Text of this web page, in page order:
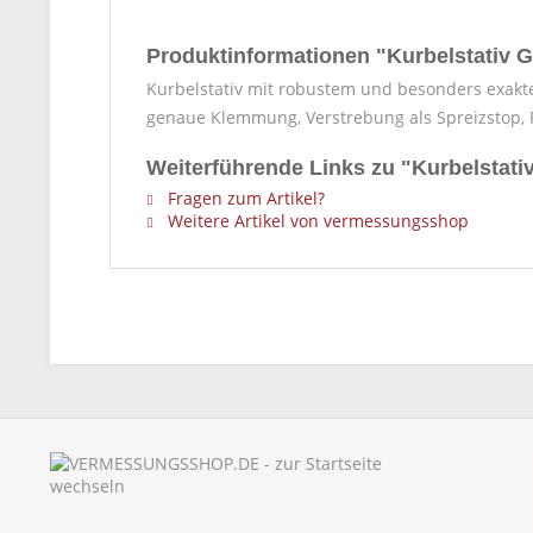
Produktinformationen "Kurbelstativ
Kurbelstativ mit robustem und besonders
genaue Klemmung, Verstrebung als
Weiterführende Links zu
Fragen zum Artikel?
Weitere Artikel von vermessungsshop